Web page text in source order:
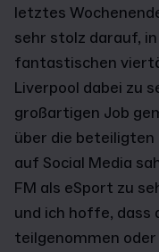
letztes
sehr stolz darauf,
fantastischen
Liverpool dabei zu
großartigen Job
über die
auf Social Media
FM als eSport zu
und ich hoffe, dass
teilgenommen oder